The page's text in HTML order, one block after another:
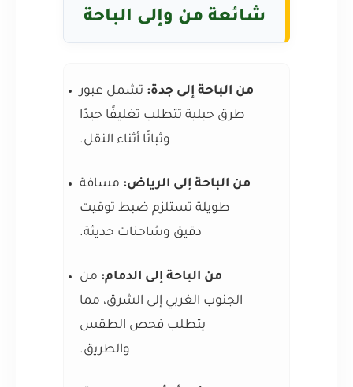
شائعة من وإلى الباحة
من الباحة إلى جدة: تشمل عبور
طرق جبلية تتطلب تغليفًا جيدًا
وثباتًا أثناء النقل.
من الباحة إلى الرياض: مسافة
طويلة تستلزم ضبط توقيت
دقيق وشاحنات حديثة.
من الباحة إلى الدمام: من
الجنوب الغربي إلى الشرق، مما
يتطلب فحص الطقس
والطريق.